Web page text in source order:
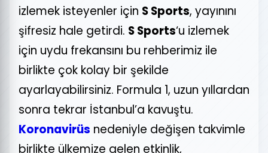
izlemek isteyenler için S Sports, yayınını
şifresiz hale getirdi. S Sports‘u izlemek
için uydu frekansını bu rehberimiz ile
birlikte çok kolay bir şekilde
ayarlayabilirsiniz. Formula 1, uzun yıllardan
sonra tekrar İstanbul’a kavuştu.
Koronavirüs nedeniyle değişen takvimle
birlikte ülkemize gelen etkinlik,